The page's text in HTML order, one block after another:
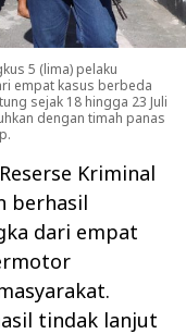
5 (lima) pelaku
empat kasus berbeda
sejak 18 hingga 23 Juli
dengan timah panas
Kriminal
berhasil
dari empat
tindak lanjut